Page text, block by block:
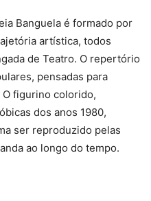
Banguela é formado por
artística, todos
de Teatro. O repertório
pensadas para
figurino colorido,
dos anos 1980,
ser reproduzido pelas
ao longo do tempo.